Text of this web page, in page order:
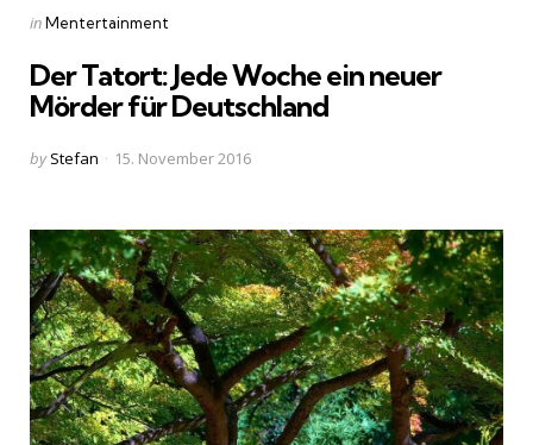
Categories
Posted
inMentertainment
Der Tatort: Jede Woche ein neuer
Mörder für Deutschland
Posted
by Stefan 15. November 2016